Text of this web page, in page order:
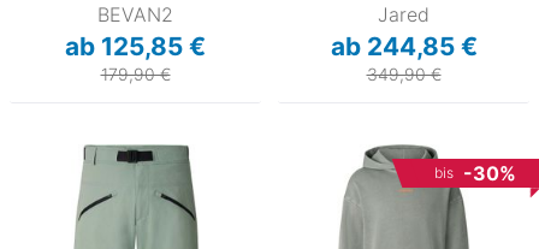
BEVAN2
ab 125,85 €
179,90 €
Jared
ab 244,85 €
349,90 €
bis -30%